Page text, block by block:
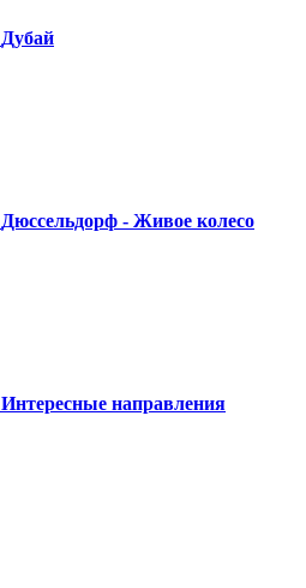
Дубай
Дюссельдорф - Живое колесо
Интересные направления